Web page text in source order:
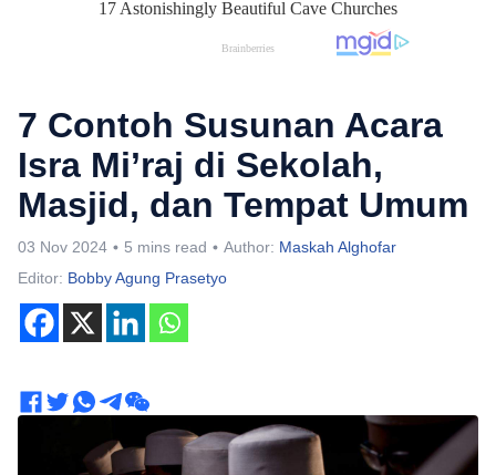
7 Contoh Susunan Acara
Isra Mi’raj di Sekolah,
Masjid, dan Tempat Umum
03 Nov 2024 5 mins read Author: Maskah Alghofar
Editor: Bobby Agung Prasetyo